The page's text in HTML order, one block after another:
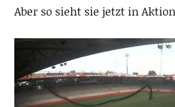
Aber so sieht sie jetzt in